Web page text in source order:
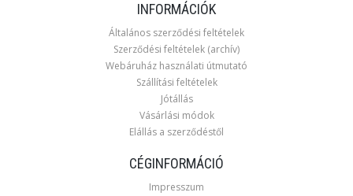
INFORMÁCIÓK
Általános szerződési feltételek
Szerződési feltételek (archív)
Webáruház használati útmutató
Szállítási feltételek
Jótállás
Vásárlási módok
Elállás a szerződéstől
CÉGINFORMÁCIÓ
Impresszum